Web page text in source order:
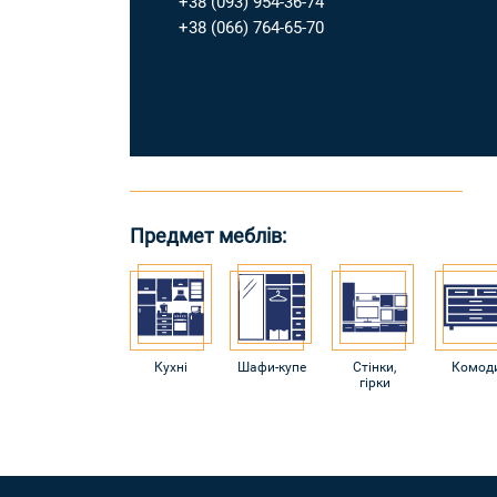
+38 (066) 764-65-70
Предмет меблів:
Кухні Шафи-купе
Стінки,
гірки